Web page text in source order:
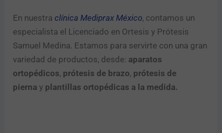
En nuestraclínica Mediprax México, contamos un
especialista el Licenciado en Ortesis y Prótesis
Samuel Medina. Estamos para servirte con una gran
variedad de productos, desde: aparatos
ortopédicos, prótesis de brazo, prótesis de
pierna y plantillas ortopédicas a la medida.